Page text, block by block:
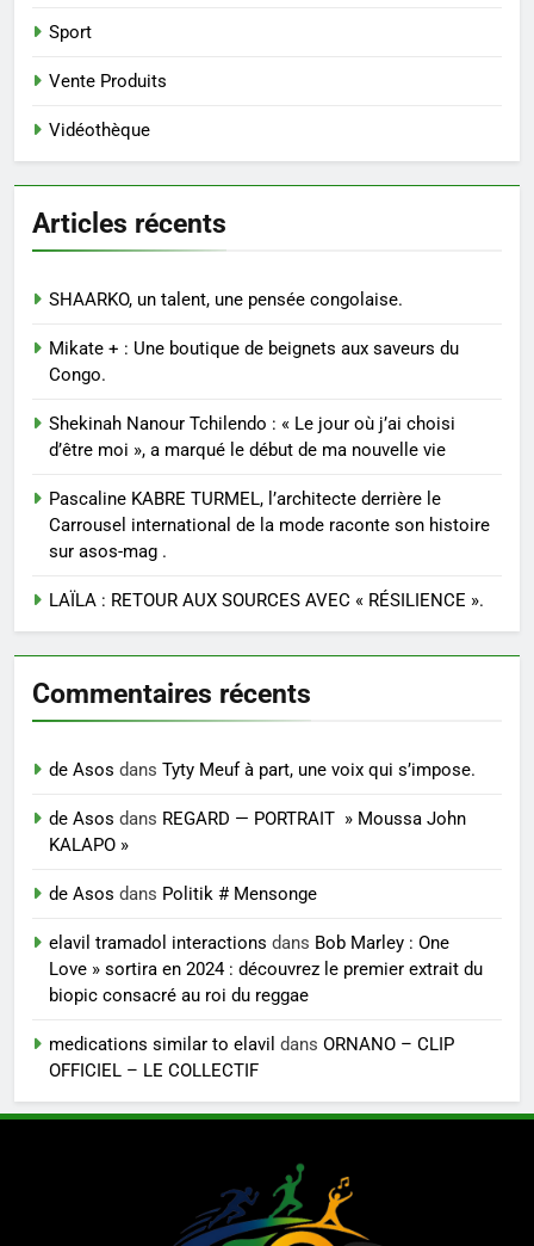
Sport
Vente Produits
Vidéothèque
Articles récents
SHAARKO, un talent, une pensée congolaise.
Mikate + : Une boutique de beignets aux saveurs du
Congo.
Shekinah Nanour Tchilendo : « Le jour où j’ai choisi
d’être moi », a marqué le début de ma nouvelle vie
Pascaline KABRE TURMEL, l’architecte derrière le
Carrousel international de la mode raconte son histoire
sur asos-mag .
LAÏLA : RETOUR AUX SOURCES AVEC « RÉSILIENCE ».
Commentaires récents
de Asos dans Tyty Meuf à part, une voix qui s’impose.
de Asos dans REGARD — PORTRAIT » Moussa John
KALAPO »
de Asos dans Politik # Mensonge
elavil tramadol interactions dans Bob Marley : One
Love » sortira en 2024 : découvrez le premier extrait du
biopic consacré au roi du reggae
medications similar to elavil dans ORNANO – CLIP
OFFICIEL – LE COLLECTIF